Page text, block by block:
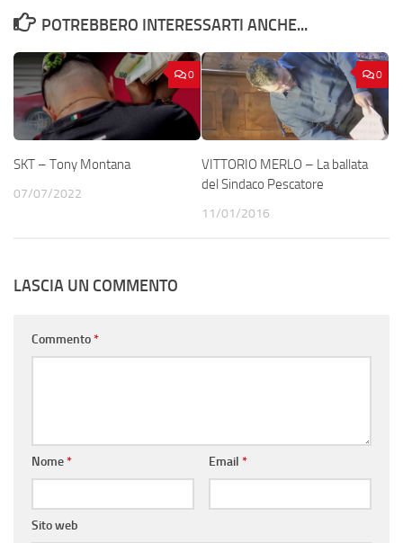
POTREBBERO INTERESSARTI ANCHE...
0
SKT – Tony Montana
07/07/2022
0
VITTORIO MERLO – La ballata
del Sindaco Pescatore
11/01/2016
LASCIA UN COMMENTO
Commento*
Nome* Email *
Sito web